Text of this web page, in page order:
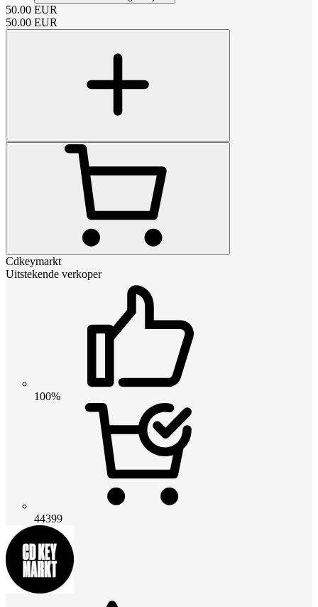
50.00 EUR
50.00 EUR
Cdkeymarkt
Uitstekende verkoper
100%
44399